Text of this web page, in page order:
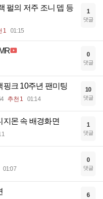
펄의 저주 조니 뎁 등
1 01:15
1
댓글
0
댓글
핑크 10주년 팬미팅
추천 1 01:14
10
댓글
지몬 속 배경화면 1
댓글
01:07
0
댓글
6